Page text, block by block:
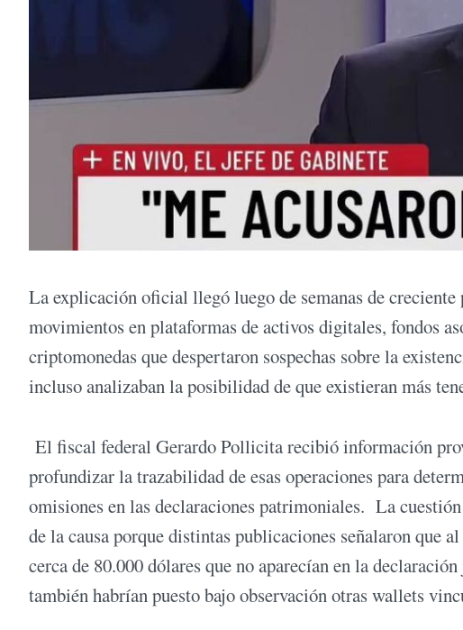
La explicación oficial llegó luego de semanas de
movimientos en plataformas de activos digitales, fondos
criptomonedas que despertaron sospechas sobre la
incluso analizaban la posibilidad de que existieran más
El fiscal federal Gerardo Pollicita recibió información
profundizar la trazabilidad de esas operaciones para
omisiones en las declaraciones patrimoniales. La
de la causa porque distintas publicaciones señalaron que
cerca de 80.000 dólares que no aparecían en la
también habrían puesto bajo observación otras wallets